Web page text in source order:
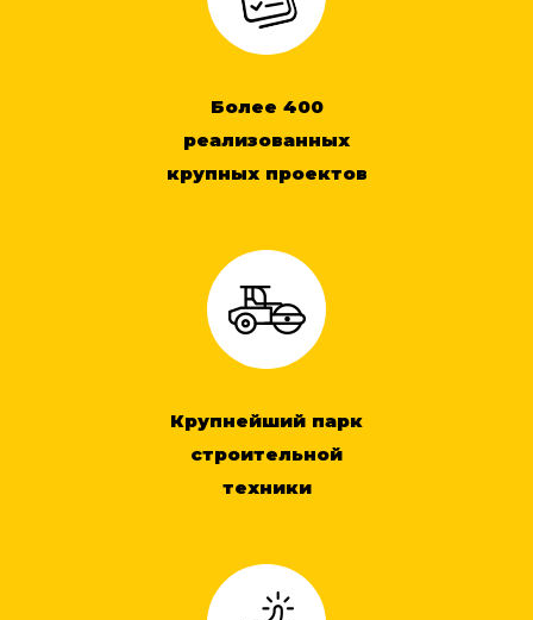
Более 400
реализованных
крупных проектов
Крупнейший парк
строительной
техники